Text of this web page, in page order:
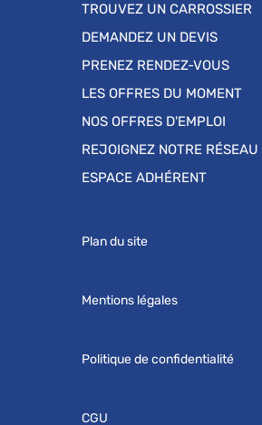
TROUVEZ UN CARROSSIER
DEMANDEZ UN DEVIS
PRENEZ RENDEZ-VOUS
LES OFFRES DU MOMENT
NOS OFFRES D'EMPLOI
REJOIGNEZ NOTRE RÉSEAU
ESPACE ADHÉRENT
Plan du site
Mentions légales
Politique de confidentialité
CGU